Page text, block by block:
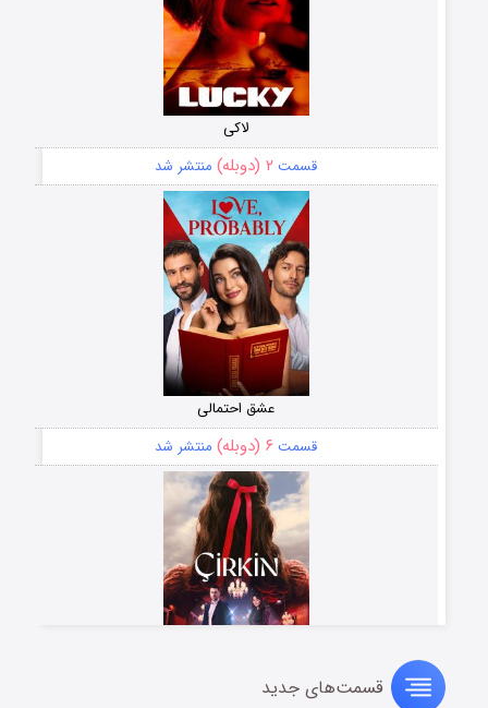
لاکی
قسمت ۲ (دوبله) منتشر شد
عشق احتمالی
قسمت ۶ (دوبله) منتشر شد
سریال زشتقسمت‌های جدید